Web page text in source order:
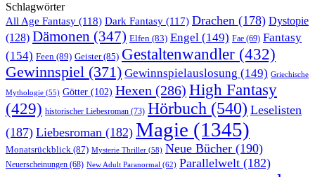
Schlagwörter
All Age Fantasy (118) Dark Fantasy (117) Drachen (178) Dystopie
(128) Dämonen (347) Elfen (83) Engel (149) Fae (69) Fantasy
(154) Feen (89) Geister(85) Gestaltenwandler (432)
Gewinnspiel (371) Gewinnspielauslosung (149) Griechische
Mythologie (55) Götter (102) Hexen (286) High Fantasy
(429) historischer Liebesroman (73) Hörbuch (540) Leselisten
(187) Liebesroman (182) Magie (1345)
Monatsrückblick (87) Mysterie Thriller (58) Neue Bücher (190)
Neuerscheinungen (68) New Adult Paranormal (62) Parallelwelt (182)